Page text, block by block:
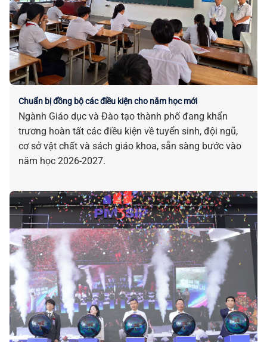
Chuẩn bị đồng bộ các điều kiện cho năm học mới
Ngành Giáo dục và Đào tạo thành phố đang khẩn
trương hoàn tất các điều kiện về tuyển sinh, đội ngũ,
cơ sở vật chất và sách giáo khoa, sẵn sàng bước vào
năm học 2026-2027.